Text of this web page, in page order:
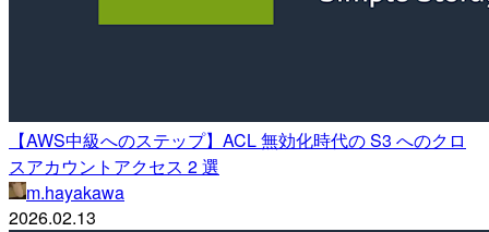
【AWS中級へのステップ】ACL 無効化時代の S3 へのクロ
スアカウントアクセス 2 選
m.hayakawa
2026.02.13